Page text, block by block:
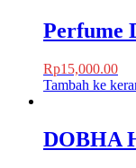
Perfume
Rp15,000.00
Tambah ke
DOBHA